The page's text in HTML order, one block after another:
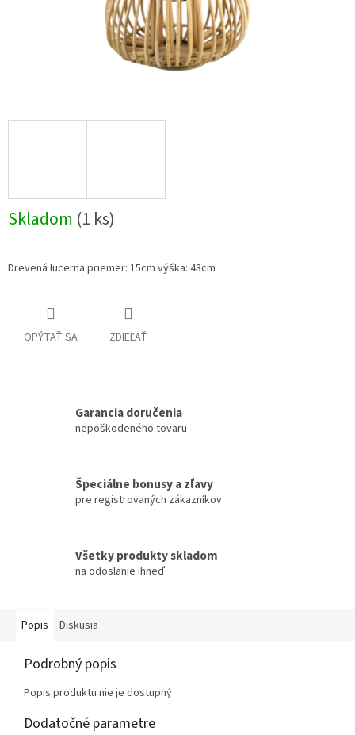
Skladom (1 ks)
Drevená lucerna priemer: 15cm výška: 43cm
OPÝTAŤ SA ZDIEĽAŤ
Garancia doručenia
nepoškodeného tovaru
Špeciálne bonusy a zľavy
pre registrovaných zákazníkov
Všetky produkty skladom
na odoslanie ihneď
Popis Diskusia
Podrobný popis
Popis produktu nie je dostupný
Dodatočné parametre